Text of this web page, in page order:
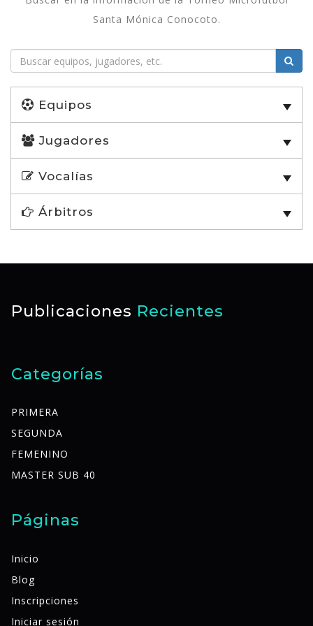
Santa Mónica Conocoto.
Equipos
Jugadores
Vocalías
Árbitros
Publicaciones Recientes
Categorías
PRIMERA
SEGUNDA
FEMENINO
MASTER SUB 40
Páginas
Inicio
Blog
Inscripciones
Iniciar sesión